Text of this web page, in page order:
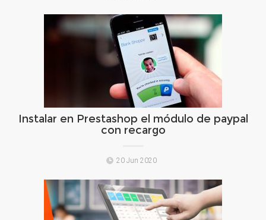
Instalar en Prestashop el módulo de paypal
con recargo
20 Jun 2020